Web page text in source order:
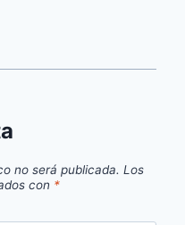
no será publicada. Los
con *